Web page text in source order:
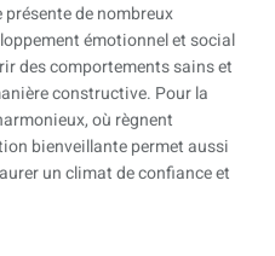
de nombreux
émotionnel et social
des comportements sains et
constructive. Pour la
où règnent
bienveillante permet aussi
un climat de confiance et